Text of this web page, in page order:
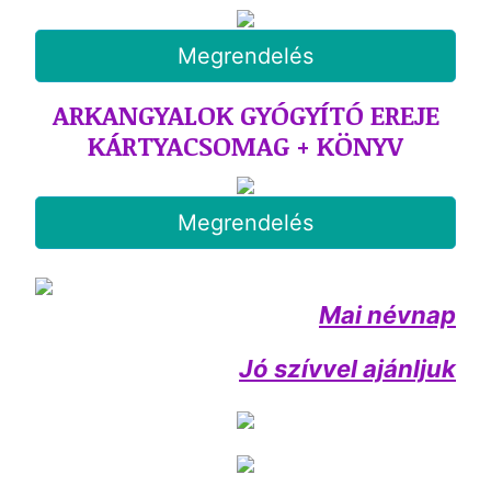
Megrendelés
ARKANGYALOK GYÓGYÍTÓ EREJE
KÁRTYACSOMAG + KÖNYV
Megrendelés
Mai névnap
Jó szívvel ajánljuk